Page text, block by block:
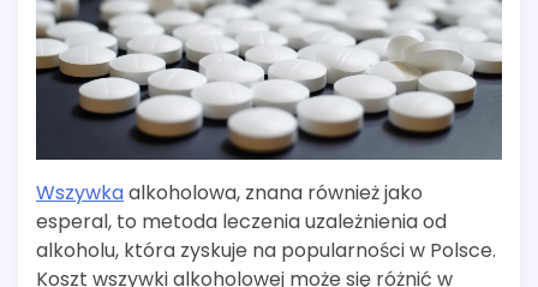
Wszywkaalkoholowa, znana również jako
esperal, to metoda leczenia uzależnienia od
alkoholu, która zyskuje na popularności w Polsce.
Koszt wszywki alkoholowej może się różnić w